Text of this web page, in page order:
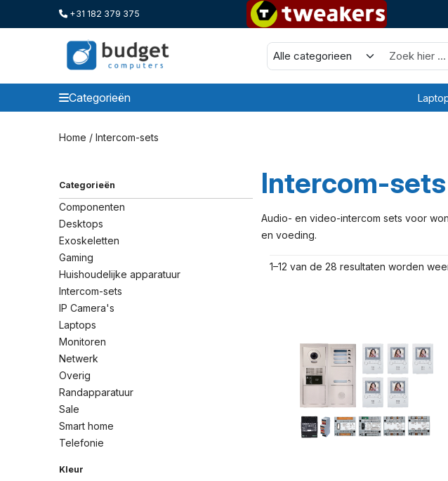
+31 182 379 375
Categorieën
Categorieen
Home / Intercom-sets
Categorieën
Componenten
Desktops
Exoskeletten
Gaming
Huishoudelijke apparatuur
Intercom-sets
IP Camera's
Laptops
Monitoren
Netwerk
Overig
Randapparatuur
Sale
Smart home
Telefonie
Kleur
Intercom-sets
Audio- en video-intercom sets voor
en voeding.
1–12 van de 28 resultaten worden